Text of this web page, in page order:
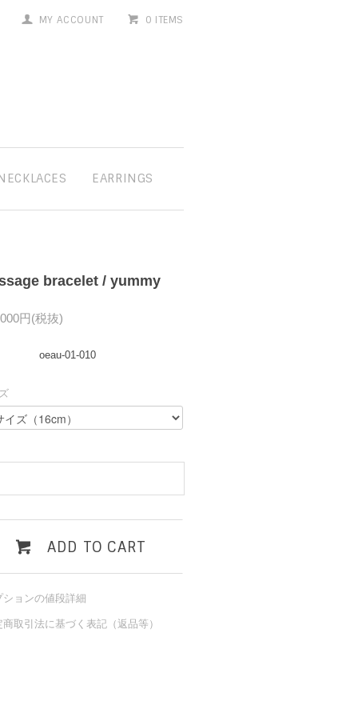
MY ACCOUNT 0 ITEMS
EARRINGS
bracelet / yummy
円(税抜)
oeau-01-010
ADD TO CART
ションの値段詳細
商取引法に基づく表記（返品等）